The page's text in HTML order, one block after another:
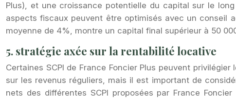
Plus), et une croissance potentielle du capital sur le
aspects fiscaux peuvent être optimisés avec un conseil
moyenne de 4%, montre un capital final supérieur à 50
5. stratégie axée sur la rentabilité locative
Certaines SCPI de France Foncier Plus peuvent
sur les revenus réguliers, mais il est important de
nets des différentes SCPI proposées par France